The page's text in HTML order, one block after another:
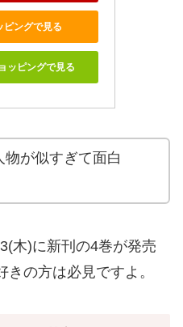
ピングで見る
ッピングで見る
物が似すぎて面白
木)に新刊の4巻が発売
の方は必見ですよ。